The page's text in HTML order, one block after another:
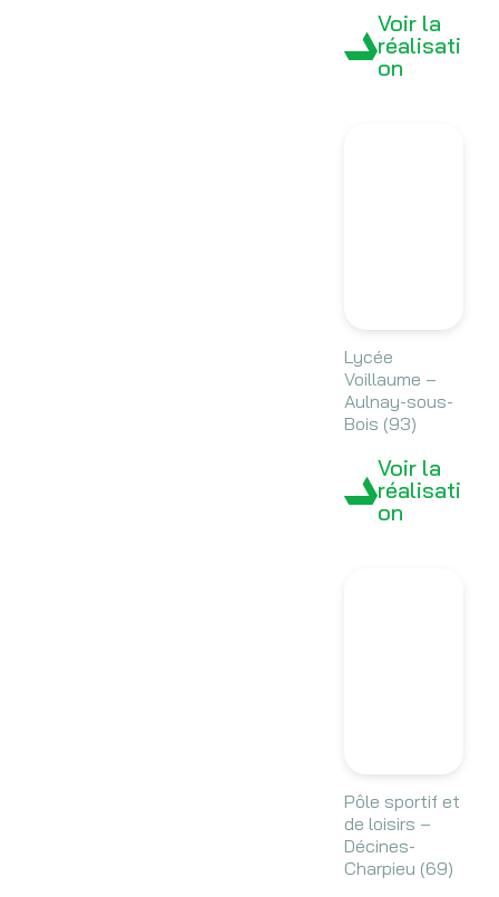
Voir la
réalisati
on
Lycée
Voillaume –
Aulnay-sous-
Bois (93)
Voir la
réalisati
on
Pôle sportif et
de loisirs –
Décines-
Charpieu (69)